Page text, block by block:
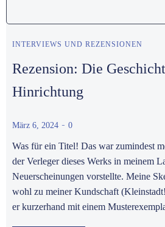
INTERVIEWS UND REZENSIONEN
Rezension: Die
Hinrichtung
März 6, 2024 - 0
Was für ein Titel! Das war zumindest
der Verleger dieses Werks in meinem
Neuerscheinungen vorstellte. Meine
wohl zu meiner Kundschaft
er kurzerhand mit einem